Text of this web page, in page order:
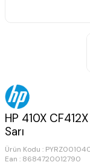
HP 410X
Sarı
Ürün Kodu :
Ean : 8684720012790